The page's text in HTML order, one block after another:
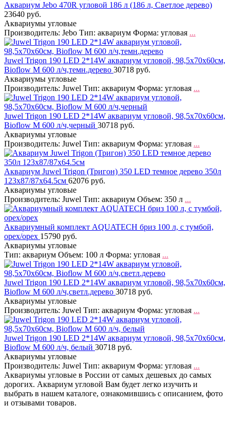
Аквариум Jebo 470R угловой 186 л (186 л, Светлое дерево)
23640 руб.
Аквариумы угловые
Производитель: Jebo Тип: аквариум Форма: угловая ...
Juwel Trigon 190 LED 2*14W аквариум угловой, 98,5х70х60см,
Bioflow М 600 л/ч,темн.дерево 30718 руб.
Аквариумы угловые
Производитель: Juwel Тип: аквариум Форма: угловая ...
Juwel Trigon 190 LED 2*14W аквариум угловой, 98,5х70х60см,
Bioflow М 600 л/ч,черный 30718 руб.
Аквариумы угловые
Производитель: Juwel Тип: аквариум Форма: угловая ...
Аквариум Juwel Trigon (Тригон) 350 LED темное дерево 350л
123х87/87х64.5см 62076 руб.
Аквариумы угловые
Производитель: Juwel Тип: аквариум Объем: 350 л ...
Аквариумный комплект AQUATECH бриз 100 л, с тумбой,
орех/орех 15790 руб.
Аквариумы угловые
Тип: аквариум Объем: 100 л Форма: угловая ...
Juwel Trigon 190 LED 2*14W аквариум угловой, 98,5х70х60см,
Bioflow М 600 л/ч,светл.дерево 30718 руб.
Аквариумы угловые
Производитель: Juwel Тип: аквариум Форма: угловая ...
Juwel Trigon 190 LED 2*14W аквариум угловой, 98,5х70х60см,
Bioflow М 600 л/ч, белый 30718 руб.
Аквариумы угловые
Производитель: Juwel Тип: аквариум Форма: угловая ...
Аквариумы угловые в России от самых дешевых до самых
дорогих. Аквариум угловой Вам будет легко изучить и
выбрать в нашем каталоге, ознакомившись с описанием, фото
и отзывами товаров.